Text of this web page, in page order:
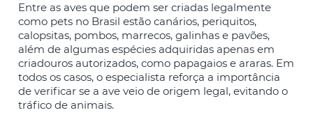
Entre as aves que podem ser criadas legalmente
como pets no Brasil estão canários, periquitos,
calopsitas, pombos, marrecos, galinhas e pavões,
além de algumas espécies adquiridas apenas em
criadouros autorizados, como papagaios e araras. Em
todos os casos, o especialista reforça a importância
de verificar se a ave veio de origem legal, evitando o
tráfico de animais.